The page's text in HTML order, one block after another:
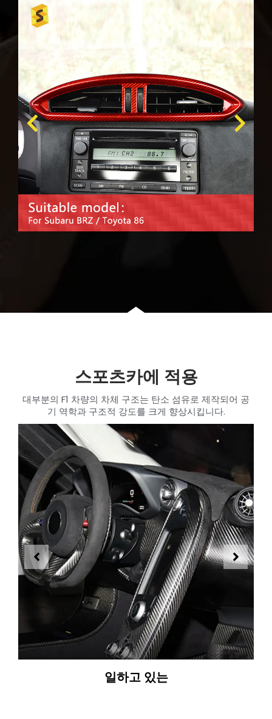
스포츠카에 적용
대부분의 F1 차량의 차체 구조는 탄소 섬유로 제작되어 공
기 역학과 구조적 강도를 크게 향상시킵니다.
일하고 있는